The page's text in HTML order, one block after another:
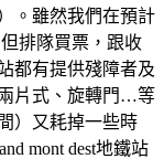
。雖然我們在預計
但排隊買票，跟收
都有提供殘障者及
片式、旋轉門…等
）又耗掉一些時
mont dest地鐵站